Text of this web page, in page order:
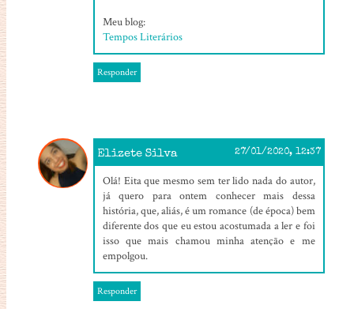
Meu blog:
Tempos Literários
Responder
Elizete Silva 27/01/2020, 12:37
Olá! Eita que mesmo sem ter lido nada do autor,
já quero para ontem conhecer mais dessa
história, que, aliás, é um romance (de época) bem
diferente dos que eu estou acostumada a ler e foi
isso que mais chamou minha atenção e me
empolgou.
Responder